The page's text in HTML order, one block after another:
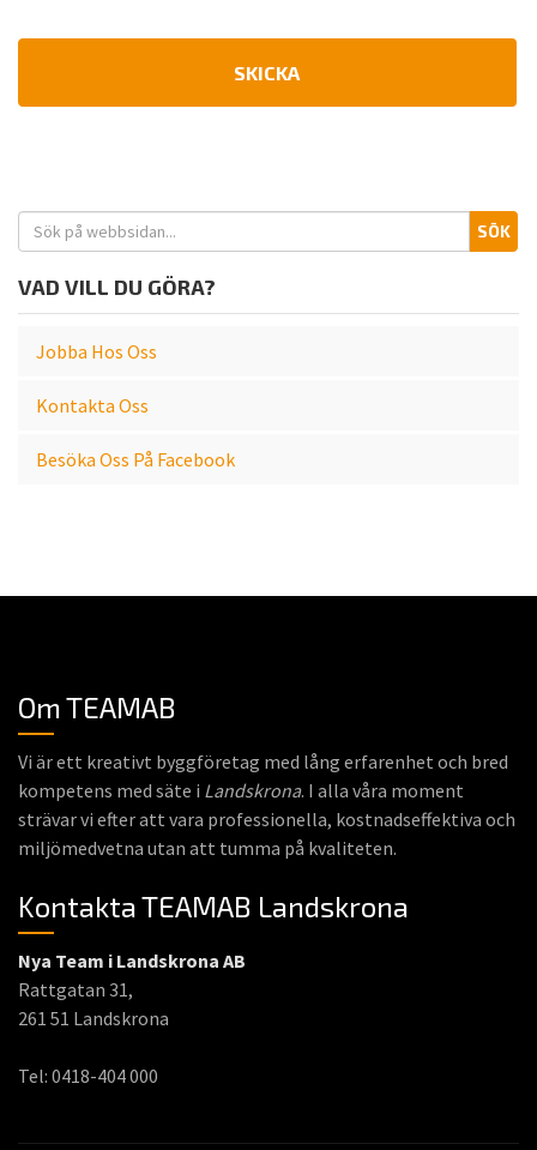
S
e
a
r
SÖK
VAD VILL DU GÖRA?
Jobba Hos Oss
Kontakta Oss
Besöka Oss På Facebook
Om TEAMAB
Vi är ett kreativt byggföretag med lång erfarenhet och bred
kompetens med säte i Landskrona. I alla våra moment
strävar vi efter att vara professionella, kostnadseffektiva och
miljömedvetna utan att tumma på kvaliteten.
Kontakta TEAMAB Landskrona
Nya Team i Landskrona AB
Rattgatan 31,
261 51 Landskrona
Tel: 0418-404 000